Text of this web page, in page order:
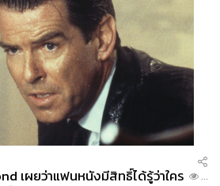
เผยว่าแฟนหนังมีสิทธิ์ได้รู้ว่าใคร
...